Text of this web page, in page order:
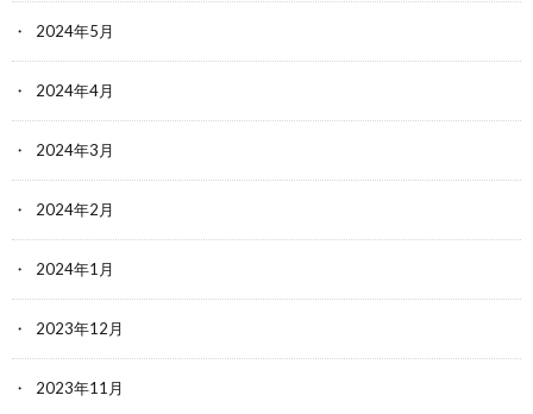
2024年5月
2024年4月
2024年3月
2024年2月
2024年1月
2023年12月
2023年11月